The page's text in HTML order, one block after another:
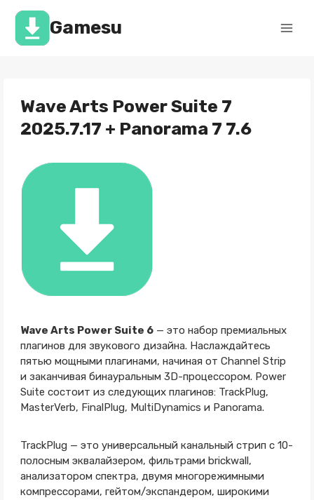
Перейти
содержимомуGamesu
Wave Arts Power Suite 7
2025.7.17 + Panorama 7 7.6
Wave Arts Power Suite 6— это набор премиальных
плагинов для звукового дизайна. Наслаждайтесь
пятью мощными плагинами, начиная от Channel Strip
и заканчивая бинауральным 3D-процессором. Power
Suite состоит из следующих плагинов: TrackPlug,
MasterVerb, FinalPlug, MultiDynamics и Panorama.
TrackPlug — это универсальный канальный стрип с 10-
полосным эквалайзером, фильтрами brickwall,
анализатором спектра, двумя многорежимными
компрессорами, гейтом/экспандером, широкими